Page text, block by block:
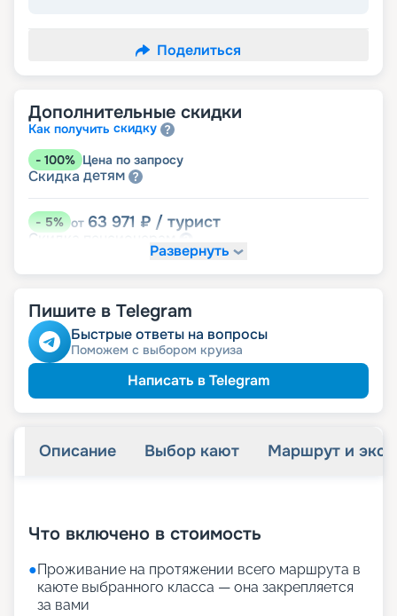
Поделиться
Дополнительные скидки
Как получить скидку
- 100% Цена по запросу
Скидка детям
-5% от 63 971 ₽ / турист
Скидка
Развернуть
Пишите в Telegram
Быстрые ответы на вопросы
Поможем с выбором круиза
Написать в Telegram
Описание Выбор кают Маршрут и
Что включено в стоимость
●Проживание на протяжении всего маршрута в
каюте выбранного класса — она закрепляется
за вами